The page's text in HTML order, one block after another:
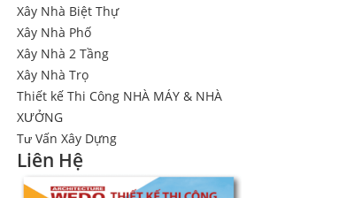
Xây Nhà Biệt Thự
Xây Nhà Phố
Xây Nhà 2 Tầng
Xây Nhà Trọ
Thiết kế Thi Công NHÀ MÁY & NHÀ
XƯỞNG
Tư Vấn Xây Dựng
Liên Hệ